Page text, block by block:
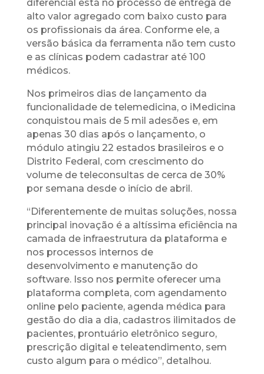
diferencial está no processo de entrega de
alto valor agregado com baixo custo para
os profissionais da área. Conforme ele, a
versão básica da ferramenta não tem custo
e as clínicas podem cadastrar até 100
médicos.
Nos primeiros dias de lançamento da
funcionalidade de telemedicina, o iMedicina
conquistou mais de 5 mil adesões e, em
apenas 30 dias após o lançamento, o
módulo atingiu 22 estados brasileiros e o
Distrito Federal, com crescimento do
volume de teleconsultas de cerca de 30%
por semana desde o início de abril.
“Diferentemente de muitas soluções, nossa
principal inovação é a altíssima eficiência na
camada de infraestrutura da plataforma e
nos processos internos de
desenvolvimento e manutenção do
software. Isso nos permite oferecer uma
plataforma completa, com agendamento
online pelo paciente, agenda médica para
gestão do dia a dia, cadastros ilimitados de
pacientes, prontuário eletrônico seguro,
prescrição digital e teleatendimento, sem
custo algum para o médico”, detalhou.